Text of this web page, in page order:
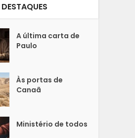
DESTAQUES
A última carta de
Paulo
Às portas de
Canaã
Ministério de todos